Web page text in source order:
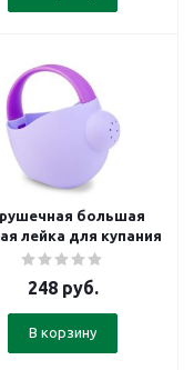
большая
лейка для купания
248руб.
В корзину